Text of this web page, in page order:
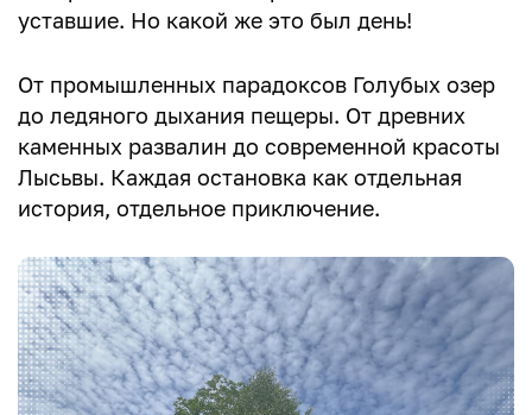
уставшие. Но какой же это был день!
От промышленных парадоксов Голубых озер
до ледяного дыхания пещеры. От древних
каменных развалин до современной красоты
Лысьвы. Каждая остановка как отдельная
история, отдельное приключение.